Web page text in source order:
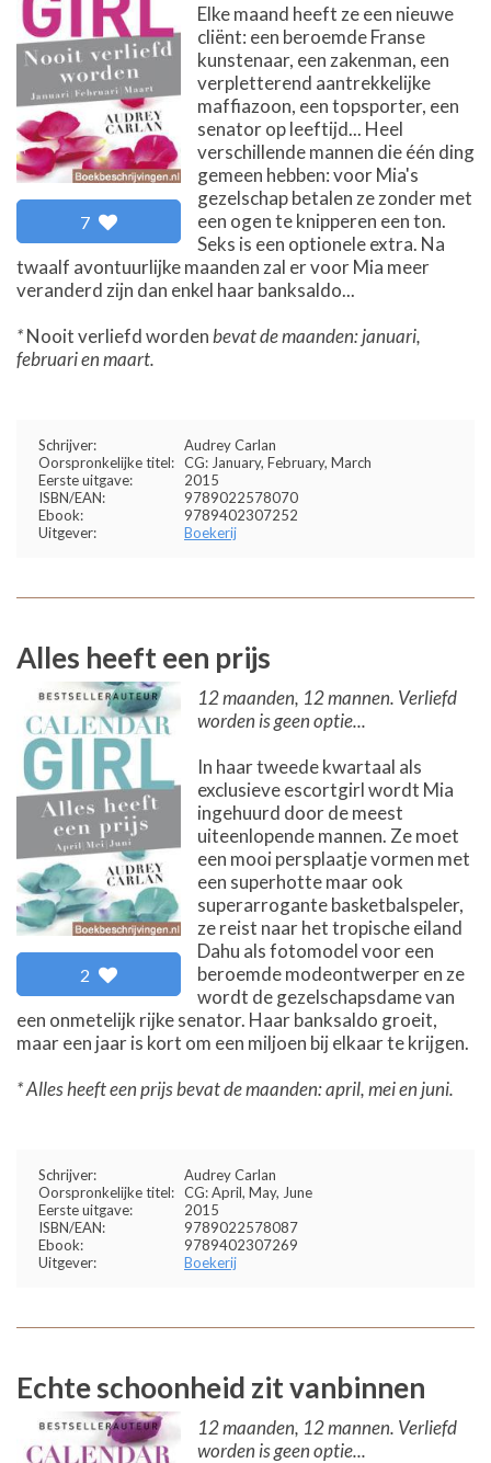
7
Elke maand heeft ze een nieuwe
cliënt: een beroemde Franse
kunstenaar, een zakenman, een
verpletterend aantrekkelijke
maffiazoon, een topsporter, een
senator op leeftijd... Heel
verschillende mannen die één ding
gemeen hebben: voor Mia's
gezelschap betalen ze zonder met
een ogen te knipperen een ton.
Seks is een optionele extra. Na
twaalf avontuurlijke maanden zal er voor Mia meer
veranderd zijn dan enkel haar banksaldo...
*Nooit verliefd wordenbevat de maanden: januari,
februari en maart.
Schrijver:
Audrey Carlan
Oorspronkelijke titel: CG: January, February, March
Eerste uitgave:
2015
ISBN/EAN:
9789022578070
Ebook:
9789402307252
Uitgever:
Boekerij
Alles heeft een prijs
2
12 maanden, 12 mannen. Verliefd
worden is geen optie...
In haar tweede kwartaal als
exclusieve escortgirl wordt Mia
ingehuurd door de meest
uiteenlopende mannen. Ze moet
een mooi persplaatje vormen met
een superhotte maar ook
superarrogante basketbalspeler,
ze reist naar het tropische eiland
Dahu als fotomodel voor een
beroemde modeontwerper en ze
wordt de gezelschapsdame van
een onmetelijk rijke senator. Haar banksaldo groeit,
maar een jaar is kort om een miljoen bij elkaar te krijgen.
* Alles heeft een prijs bevat de maanden: april, mei en juni.
Schrijver:
Audrey Carlan
Oorspronkelijke titel: CG: April, May, June
Eerste uitgave:
2015
ISBN/EAN:
9789022578087
Ebook:
9789402307269
Uitgever:
Boekerij
Echte schoonheid zit vanbinnen
12 maanden, 12 mannen. Verliefd
worden is geen optie...